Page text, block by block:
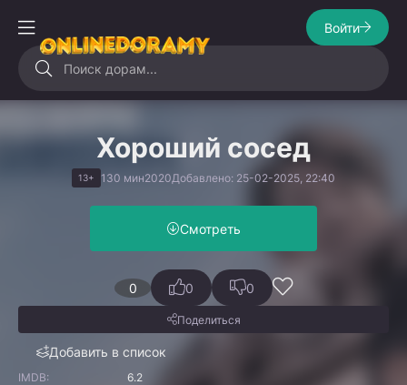
Войти
Хороший сосед
13+ 130 мин2020Добавлено: 25-02-2025, 22:40
Смотреть
0
Добавить в список
0 0
Поделиться
IMDB:
6.2